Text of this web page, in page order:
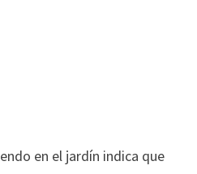
en el jardín indica que